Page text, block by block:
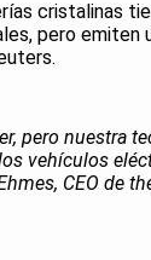
cristalinas
pero
pero nuestra
vehículos
CEO de